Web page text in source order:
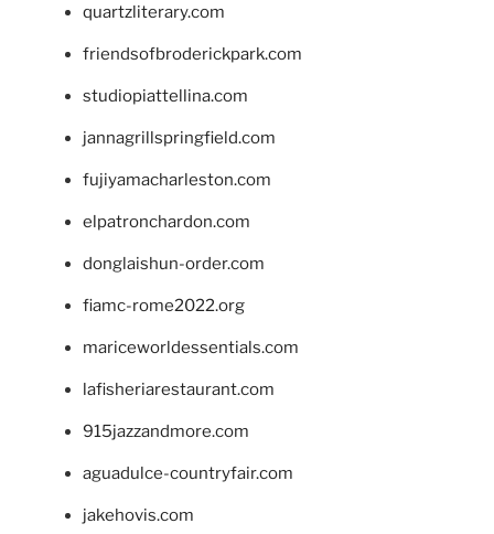
quartzliterary.com
friendsofbroderickpark.com
studiopiattellina.com
jannagrillspringfield.com
fujiyamacharleston.com
elpatronchardon.com
donglaishun-order.com
fiamc-rome2022.org
mariceworldessentials.com
lafisheriarestaurant.com
915jazzandmore.com
aguadulce-countryfair.com
jakehovis.com